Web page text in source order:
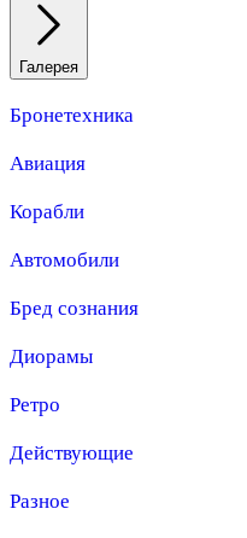
Галерея
Бронетехника
Авиация
Корабли
Автомобили
Бред сознания
Диорамы
Ретро
Действующие
Разное